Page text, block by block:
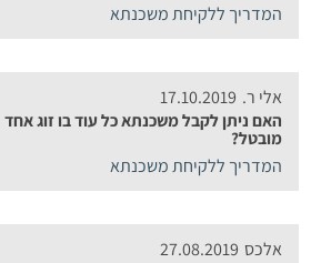
המדריך ללקיחת משכנתא
אלי ר. 17.10.2019
האם ניתן לקבל משכנתא כל עוד בו זוג אחד
מובטל?
המדריך ללקיחת משכנתא
אלכס 27.08.2019